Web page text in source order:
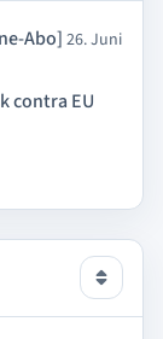
Abo]26. Juni
contra EU